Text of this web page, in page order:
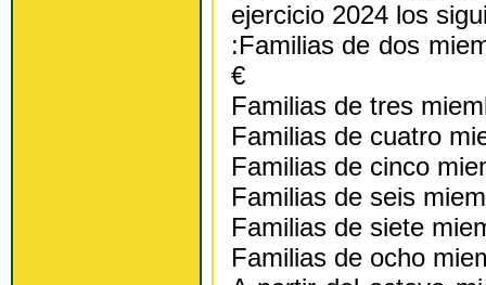
ejercicio 2024 los
:Familias de dos
€
Familias de tres
Familias de cuatro
Familias de cinco
Familias de seis
Familias de siete
Familias de ocho